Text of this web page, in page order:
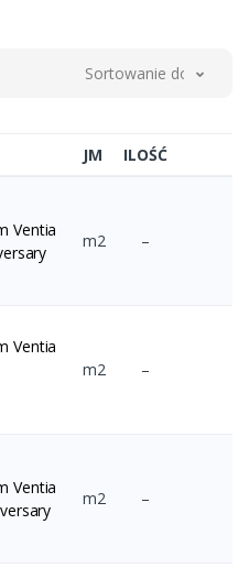
Sortowanie domyślne
JM ILOŚĆ
Ventia
m2 –
Ventia
m2 –
Ventia
m2 –